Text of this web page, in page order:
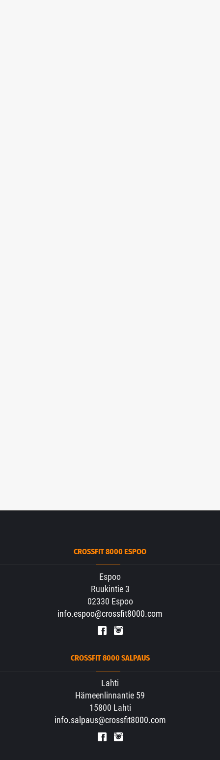
CROSSFIT 8000 ESPOO
Espoo
Ruukintie 3
02330 Espoo
info.espoo@crossfit8000.com
CROSSFIT 8000 SALPAUS
Lahti
Hämeenlinnantie 59
15800 Lahti
info.salpaus@crossfit8000.com